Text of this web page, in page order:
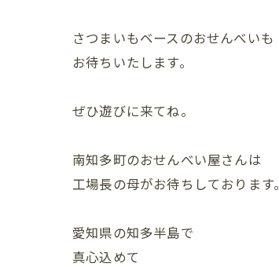
さつまいもベースのおせんべいも
お待ちいたします。
ぜひ遊びに来てね。
南知多町のおせんべい屋さんは
工場長の母がお待ちしております。
愛知県の知多半島で
真心込めて